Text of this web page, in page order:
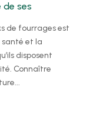
de ses
de fourrages est
et la
disposent
Connaître